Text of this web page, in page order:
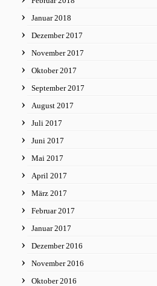
Januar 2018
Dezember 2017
November 2017
Oktober 2017
September 2017
August 2017
Juli 2017
Juni 2017
Mai 2017
April 2017
März 2017
Februar 2017
Januar 2017
Dezember 2016
November 2016
Oktober 2016